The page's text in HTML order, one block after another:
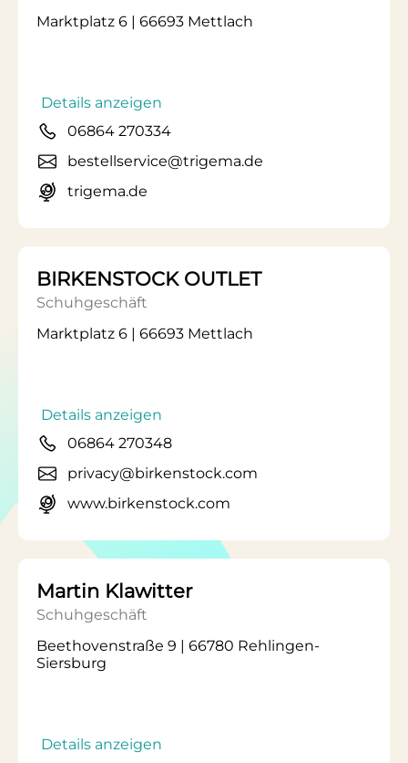
Marktplatz 6 | 66693 Mettlach
Details anzeigen
06864 270334
bestellservice@trigema.de
trigema.de
BIRKENSTOCK OUTLET
Schuhgeschäft
Marktplatz 6 | 66693 Mettlach
Details anzeigen
06864 270348
privacy@birkenstock.com
www.birkenstock.com
Martin Klawitter
Schuhgeschäft
Beethovenstraße 9 | 66780 Rehlingen-
Siersburg
Details anzeigen